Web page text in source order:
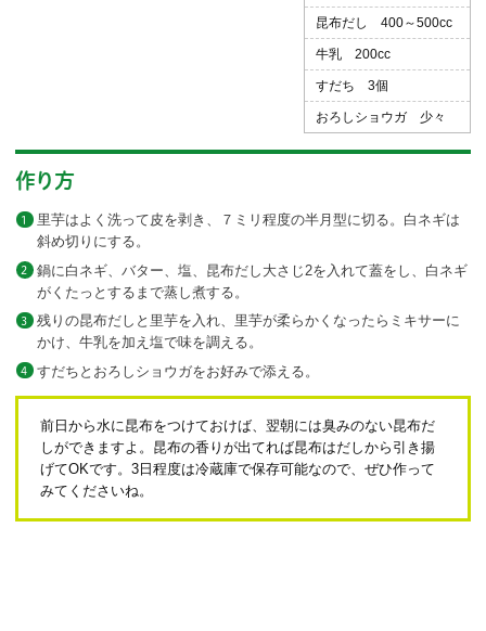
昆布だし 400～500cc
牛乳 200cc
すだち 3個
おろしショウガ 少々
作り方
里芋はよく洗って皮を剥き、７ミリ程度の半月型に切る。白ネギは
斜め切りにする。
鍋に白ネギ、バター、塩、昆布だし大さじ2を入れて蓋をし、白ネギ
がくたっとするまで蒸し煮する。
残りの昆布だしと里芋を入れ、里芋が柔らかくなったらミキサーに
かけ、牛乳を加え塩で味を調える。
すだちとおろしショウガをお好みで添える。
前日から水に昆布をつけておけば、翌朝には臭みのない昆布だ
しができますよ。昆布の香りが出てれば昆布はだしから引き揚
げてOKです。3日程度は冷蔵庫で保存可能なので、ぜひ作って
みてくださいね。